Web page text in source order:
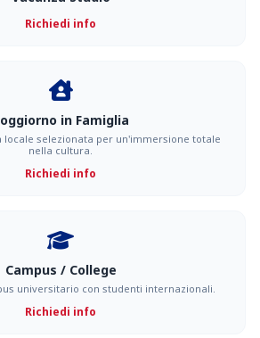
Richiedi info
in Famiglia
locale selezionata per un'immersione totale
nella cultura.
Richiedi info
Campus / College
universitario con studenti internazionali.
Richiedi info